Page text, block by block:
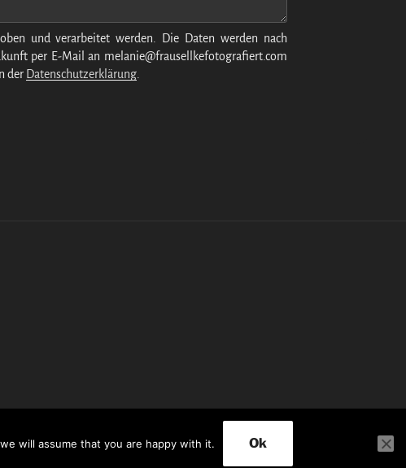
und verarbeitet werden. Die Daten werden nach
per E-Mail an melanie@frausellkefotografiert.com
der Datenschutzerklärung.
will assume that you are happy with it. Ok